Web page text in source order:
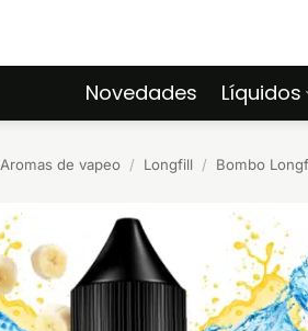
Novedades Líquidos
Aromas de vapeo / Longfill / Bombo